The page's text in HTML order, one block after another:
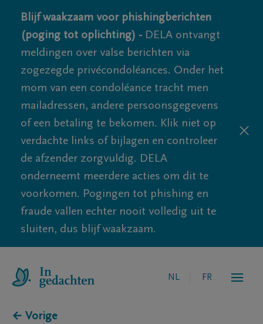
Blijf waakzaam voor phishingberichten
(poging tot oplichting) - DELA ontvangt
meldingen over valse berichten via
zogezegde privécondoléances. Onder het
mom van een condoléance tracht men
mailadressen, andere persoonsgegevens
of een betaling te bekomen. Klik niet op
verdachte links of bijlagen en controleer
de afzender zorgvuldig. DELA
onderneemt meerdere acties om dit te
voorkomen. Pogingen tot phishing en
fraude vallen echter nooit volledig uit te
sluiten, dus blijf waakzaam.
NL FR
← Vorige